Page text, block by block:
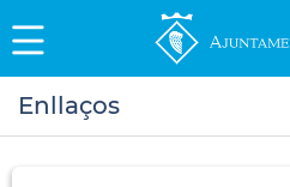
Enllaços